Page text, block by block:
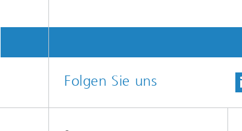
Folgen Sie uns